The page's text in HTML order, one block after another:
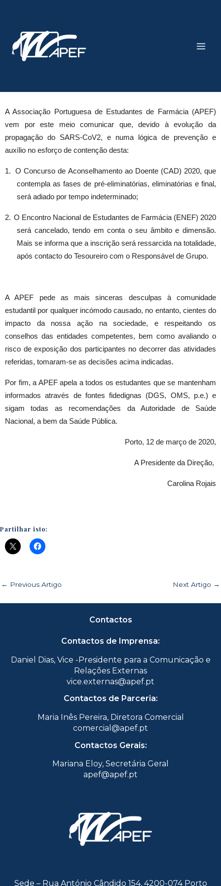
A Associação Portuguesa de Estudantes de Farmácia (APEF)
vem por este meio comunicar que, devido à evolução da
propagação do SARS-CoV2, e numa lógica de prevenção e
auxílio no esforço de contenção desta:
1.
O Concurso de Aconselhamento ao Doente (CAD) 2020, que
contempla as fases de pré-eliminatórias, eliminatórias e final,
será adiado por tempo indeterminado;
2. O Encontro Nacional de Estudantes de Farmácia (ENEF) 2020
será cancelado, tendo em conta o seu âmbito e dimensão.
Mais se informa que a inscrição será ressarcida na totalidade,
após contacto do Tesoureiro com o Responsável de Grupo.
A APEF pede as mais sinceras desculpas à comunidade
estudantil por qualquer incómodo causado, no entanto, cientes do
impacto da nossa ação na sociedade, e respeitando os
conselhos das entidades competentes, bem como avaliando o
risco de exposição dos participantes no decorrer das atividades
referidas, tomaram-se as decisões acima indicadas.
Por fim, a APEF apela a todos os estudantes que se mantenham
informados através de fontes fidedignas (DGS, OMS, p.e.) e
sigam todas as recomendações da Autoridade de Saúde
Nacional, a bem da Saúde Pública.
Porto, 12 de março de 2020,
A Presidente da Direção,
Carolina Rojais
Partilhar isto:
← Previous Artigo Next Artigo →
Contactos
Contactos de Imprensa:
Daniel Dias, Vice -Presidente para a Comunicação e
Relações Externas
vice.externas@apef.pt
Contactos de Parceria:
Maria Inês Pereira, Diretora Comercial
comercial@apef.pt
Contactos Gerais:
Mariana Eloy, Secretária Geral
apef@apef.pt
Sede – Rua António Cândido 154, 4200-074 Porto